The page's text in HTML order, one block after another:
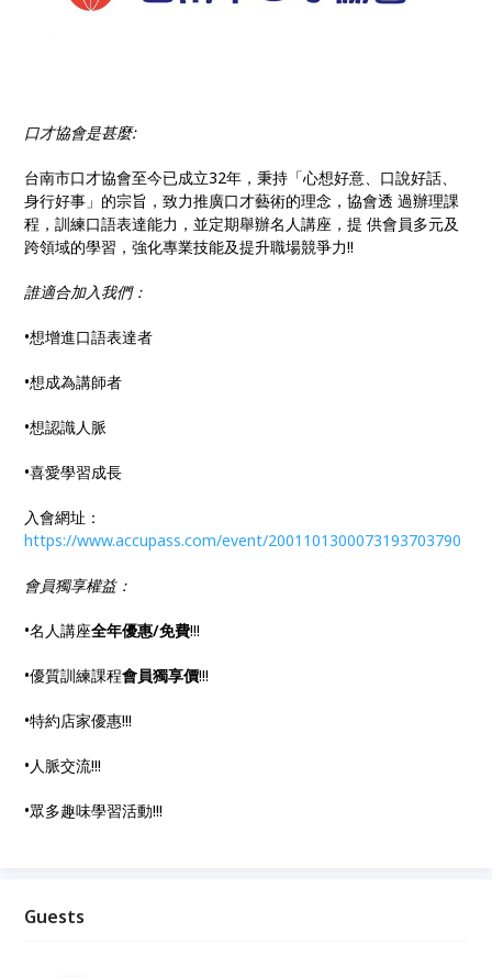
口才協會是甚麼:
台南市口才協會至今已成立32年，秉持「心想好意、口說好話、
身行好事」的宗旨，致力推廣口才藝術的理念，協會透 過辦理課
程，訓練口語表達能力，並定期舉辦名人講座，提 供會員多元及
跨領域的學習，強化專業技能及提升職場競爭力!!
誰適合加入我們：
•想增進口語表達者
•想成為講師者
•想認識人脈
•喜愛學習成長
入會網址：
https://www.accupass.com/event/2001101300073193703790
會員獨享權益：
•名人講座全年優惠/免費!!!
•優質訓練課程會員獨享價!!!
•特約店家優惠!!!
•人脈交流!!!
•眾多趣味學習活動!!!
Guests